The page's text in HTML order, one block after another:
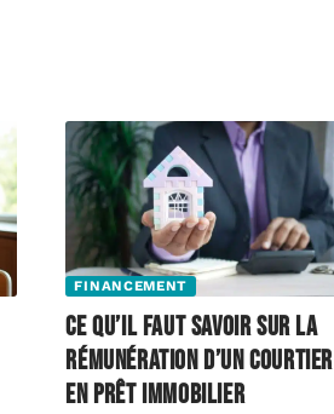
FINANCEMENT
Ce qu’il faut savoir sur la
rémunération d’un courtier
en prêt immobilier